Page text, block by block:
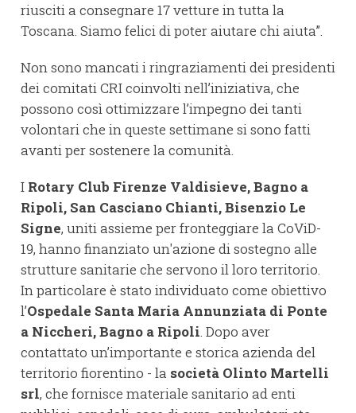
riusciti a consegnare 17 vetture in tutta la
Toscana. Siamo felici di poter aiutare chi aiuta”.
Non sono mancati i ringraziamenti dei presidenti
dei comitati CRI coinvolti nell’iniziativa, che
possono così ottimizzare l’impegno dei tanti
volontari che in queste settimane si sono fatti
avanti per sostenere la comunità.
I Rotary Club Firenze Valdisieve, Bagno a
Ripoli, San Casciano Chianti, Bisenzio Le
Signe, uniti assieme per fronteggiare la CoViD-
19, hanno finanziato un'azione di sostegno alle
strutture sanitarie che servono il loro territorio.
In particolare è stato individuato come obiettivo
l’Ospedale Santa Maria Annunziata di Ponte
a Niccheri, Bagno a Ripoli. Dopo aver
contattato un’importante e storica azienda del
territorio fiorentino - la società Olinto Martelli
srl, che fornisce materiale sanitario ad enti